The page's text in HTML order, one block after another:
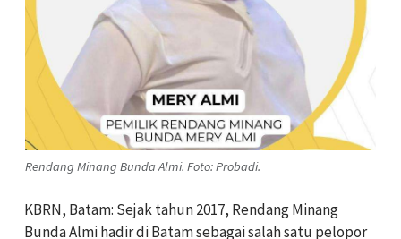
Rendang Minang Bunda Almi. Foto: Probadi.
KBRN, Batam: Sejak tahun 2017, Rendang Minang
Bunda Almi hadir di Batam sebagai salah satu pelopor